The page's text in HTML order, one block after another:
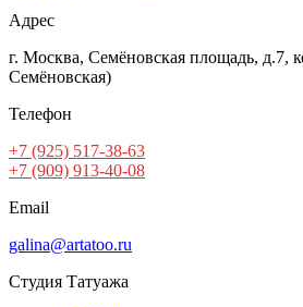
Адрес
г. Москва, Семёновская площадь, д.7,
Семёновская)
Телефон
+7 (925) 517-38-63
+7 (909) 913-40-08
Email
galina@artatoo.ru
Студия Татуажа